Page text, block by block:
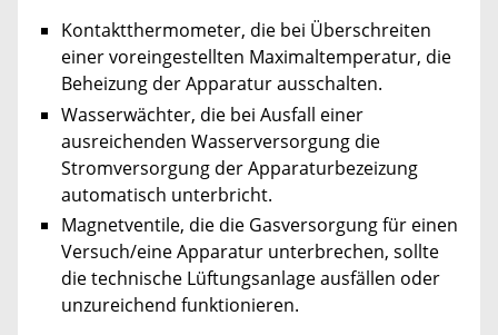
Kontaktthermometer, die bei Überschreiten
einer voreingestellten Maximaltemperatur, die
Beheizung der Apparatur ausschalten.
Wasserwächter, die bei Ausfall einer
ausreichenden Wasserversorgung die
Stromversorgung der Apparaturbezeizung
automatisch unterbricht.
Magnetventile, die die Gasversorgung für einen
Versuch/eine Apparatur unterbrechen, sollte
die technische Lüftungsanlage ausfällen oder
unzureichend funktionieren.